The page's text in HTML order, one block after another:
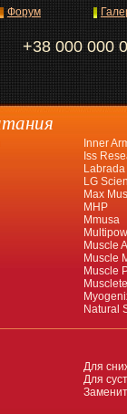
+38 000 000
Форум
Inner
Iss
Labrada
LG
Max
MHP
Mmusa
Muscle
Muscle
Muscle
Natural
Для
Для